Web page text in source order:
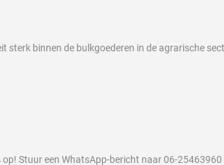
binnen de bulkgoederen in de agrarische
Stuur een WhatsApp-bericht naar 06-